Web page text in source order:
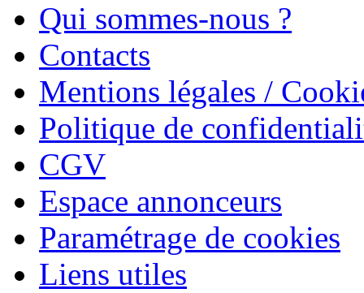
Qui sommes-nous ?
Contacts
Mentions légales /
Politique de
CGV
Espace annonceurs
Paramétrage de cookies
Liens utiles